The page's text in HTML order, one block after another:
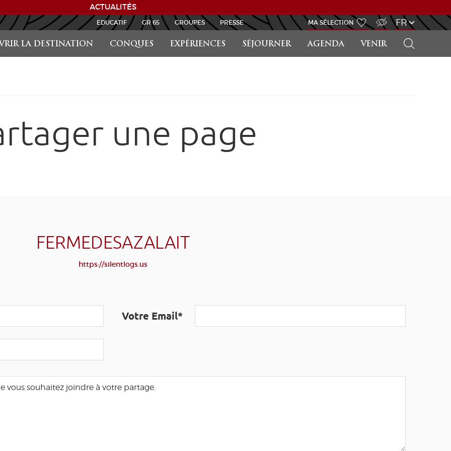
ACTUALITÉS
LA DESTINATION CONQUES EXPÉRIENCES SÉJOURNER AGENDA VENIR
EDUCATIF GR 65 GROUPES PRESSE MA SÉLECTION FR
une page
FERMEDESAZALAIT
https://silentlogs.us
Votre Email*